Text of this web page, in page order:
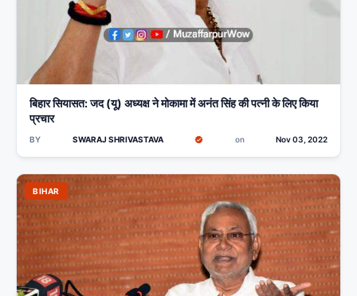
बिहार सियासत: जद (यू) अध्यक्ष ने मोकामा में अनंत सिंह की पत्नी के लिए किया
प्रचार
BY SWARAJ SHRIVASTAVA on Nov 03, 2022
BIHAR